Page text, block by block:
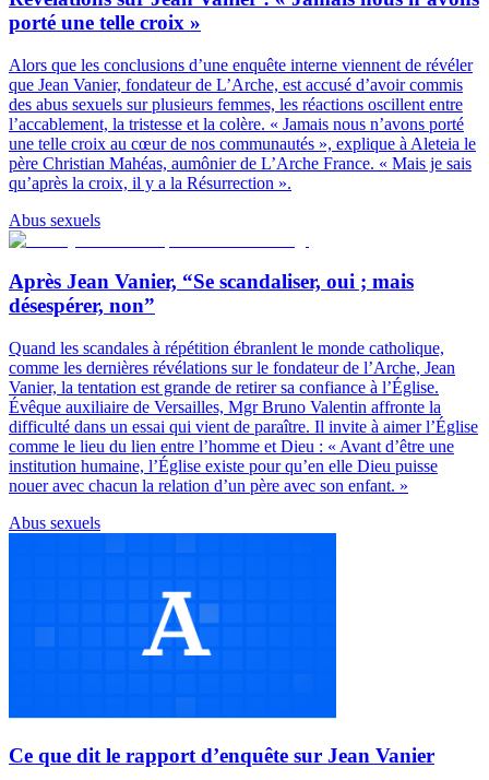
porté une telle croix »
Alors que les conclusions d’une enquête interne viennent de révéler
que Jean Vanier, fondateur de L’Arche, est accusé d’avoir commis
des abus sexuels sur plusieurs femmes, les réactions oscillent entre
l’accablement, la tristesse et la colère. « Jamais nous n’avons porté
une telle croix au cœur de nos communautés », explique à Aleteia le
père Christian Mahéas, aumônier de L’Arche France. « Mais je sais
qu’après la croix, il y a la Résurrection ».
Abus sexuels
Après Jean Vanier, “Se scandaliser, oui ; mais
désespérer, non”
Quand les scandales à répétition ébranlent le monde catholique,
comme les dernières révélations sur le fondateur de l’Arche, Jean
Vanier, la tentation est grande de retirer sa confiance à l’Église.
Évêque auxiliaire de Versailles, Mgr Bruno Valentin affronte la
difficulté dans un essai qui vient de paraître. Il invite à aimer l’Église
comme le lieu du lien entre l’homme et Dieu : « Avant d’être une
institution humaine, l’Église existe pour qu’en elle Dieu puisse
nouer avec chacun la relation d’un père avec son enfant. »
Abus sexuels
Ce que dit le rapport d’enquête sur Jean Vanier